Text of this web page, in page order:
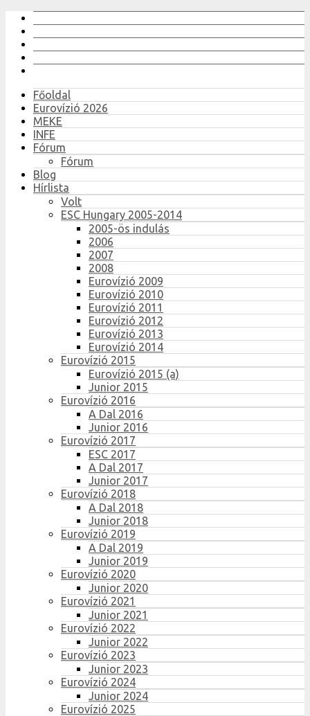
Főoldal
Eurovízió 2026
MEKE
INFE
Fórum
Fórum
Blog
Hírlista
Volt
ESC Hungary 2005-2014
2005-ös indulás
2006
2007
2008
Eurovízió 2009
Eurovízió 2010
Eurovízió 2011
Eurovízió 2012
Eurovízió 2013
Eurovízió 2014
Eurovízió 2015
Eurovízió 2015 (a)
Junior 2015
Eurovízió 2016
A Dal 2016
Junior 2016
Eurovízió 2017
ESC 2017
A Dal 2017
Junior 2017
Eurovízió 2018
A Dal 2018
Junior 2018
Eurovízió 2019
A Dal 2019
Junior 2019
Eurovízió 2020
Junior 2020
Eurovízió 2021
Junior 2021
Eurovízió 2022
Junior 2022
Eurovízió 2023
Junior 2023
Eurovízió 2024
Junior 2024
Eurovízió 2025